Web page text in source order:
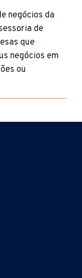
negócios da
de
que
negócios em
ou